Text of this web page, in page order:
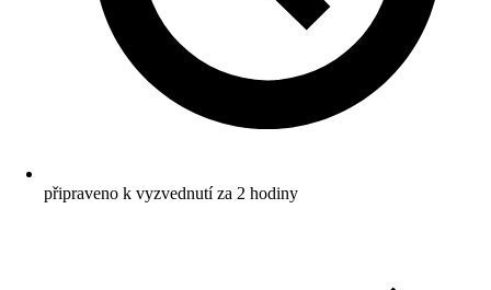
připraveno k vyzvednutí za 2 hodiny